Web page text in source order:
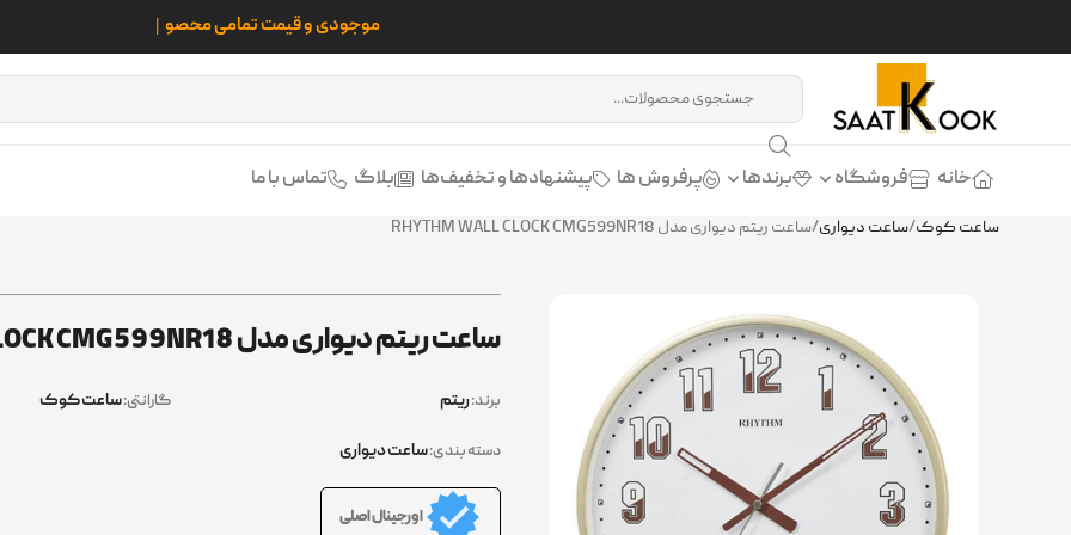
خانه فروشگاه برندها پرفروش ها پیشنهادها و تخفیف‌ها بلاگ تماس با ما
ساعت کوک/ساعت دیواری/ساعت ریتم دیواری مدل RHYTHM WALL CLOCK CMG599NR18
ساعت ریتم دیواری مدل RHYTHM WALL CLOCK CMG599NR18
برند:ریتم گارانتی:ساعت کوک
دسته بندی:ساعت دیواری
اورجینال اصلی